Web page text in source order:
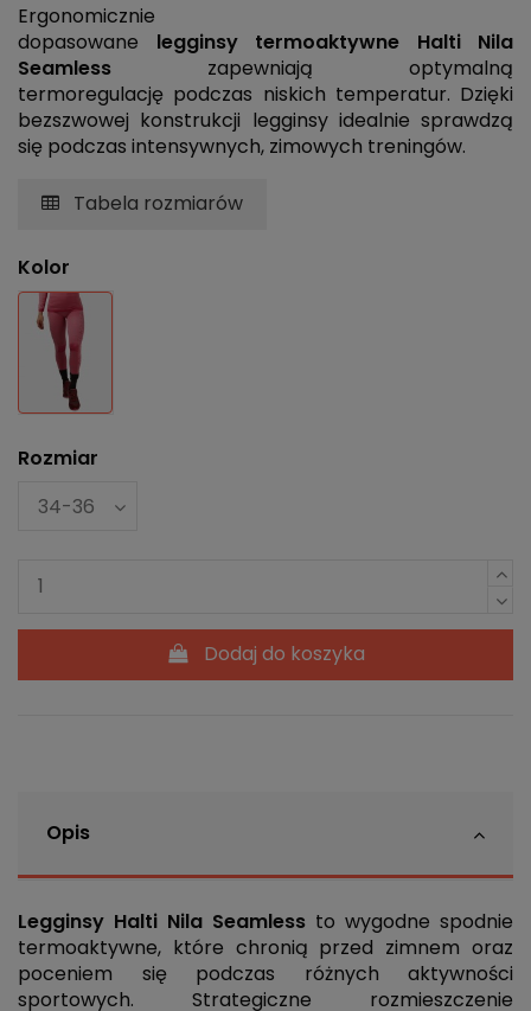
Ergonomicznie
dopasowane legginsy termoaktywne Halti Nila
Seamless zapewniają optymalną
termoregulację podczas niskich temperatur. Dzięki
bezszwowej konstrukcji legginsy idealnie sprawdzą
się podczas intensywnych, zimowych treningów.
Tabela rozmiarów
Kolor
Różowy
Rozmiar
Dodaj do koszyka
Opis
Legginsy Halti Nila Seamless to wygodne spodnie
termoaktywne, które chronią przed zimnem oraz
poceniem się podczas różnych aktywności
sportowych. Strategiczne rozmieszczenie